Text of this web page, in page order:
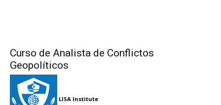
Curso de Analista de Conflictos
Geopolíticos
LISA Institute